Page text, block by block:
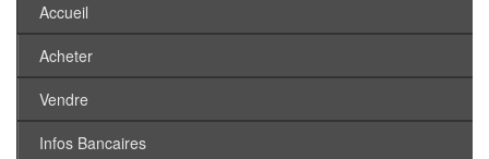
Accueil
Acheter
Vendre
Infos Bancaires